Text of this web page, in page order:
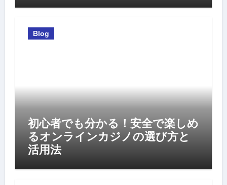
Blog
初心者でも分かる！安全で楽しめ
るオンラインカジノの選び方と
活用法